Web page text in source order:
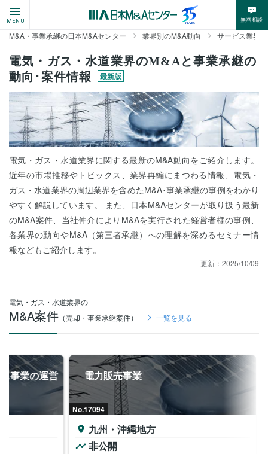
MENU 無料相談
M&A・事業承継の日本M&Aセンター 業界別のM&A動向 サービス業界
電気・ガス・水道業界のM&Aと事業承継の
動向･案件情報
最新版
電気・ガス・水道業界に関する最新のM&A動向をご紹介します。
近年の市場推移やトピックス、業界再編にまつわる情報、電気・
ガス・水道業界の周辺業界を含めたM&A･事業承継の事例をわかり
やすく解説しています。 また、日本M&Aセンターが取り扱う最新
のM&A案件、当社仲介によりM&Aを実行された経営者様の事例、
各業界の動向やM&A（第三者承継）への理解を深めるセミナー情
報などもご紹介します。
更新： 2025/10/09
電気・ガス・水道業界の
M&A案件 （売却・事業承継案件） 一覧を見る
事業の運営
No.17094
電力販売事業
九州・沖縄地方
非公開